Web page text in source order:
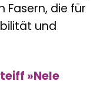
die für
und
»Nele